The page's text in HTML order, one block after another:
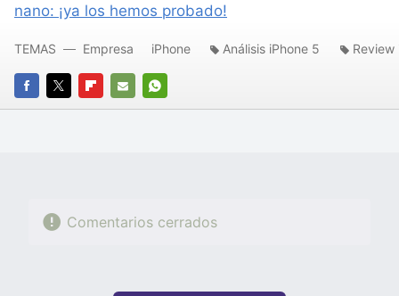
nano: ¡ya los hemos probado!
FACEBOOK
TWITTERFLIPBOARD
E-
WHATSAPP
TEMAS Empresa iPhone Análisis iPhone 5 Review
Comentarios cerrados